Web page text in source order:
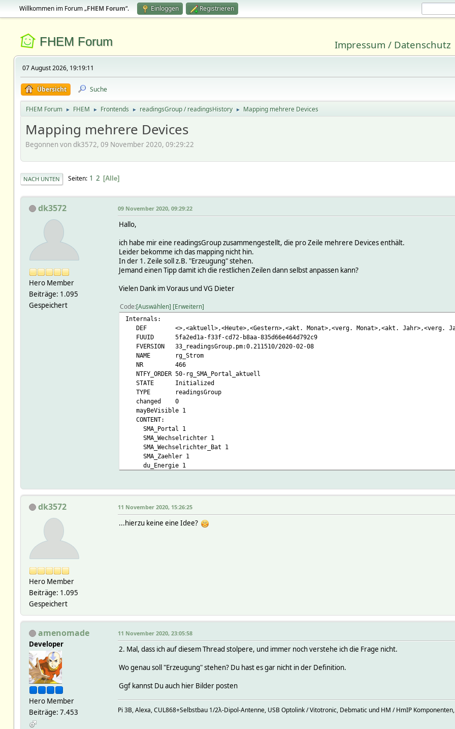
Willkommen im Forum „FHEM Forum“. Einloggen Registrieren
FHEM Forum Impressum / Datenschutz
07 August 2026, 19:19:11
Übersicht Suche
FHEM Forum ► FHEM ► Frontends ► readingsGroup / readingsHistory ► Mapping mehrere Devices
Mapping mehrere Devices
Begonnen von dk3572, 09 November 2020, 09:29:22
NACH UNTEN Seiten 1 2 Alle
dk3572
Hero Member
Beiträge: 1.095
Gespeichert
09 November 2020, 09:29:22
Hallo,
ich habe mir eine readingsGroup zusammengestellt, die pro Zeile mehrere Devices enthält.
Leider bekomme ich das mapping nicht hin.
In der 1. Zeile soll z.B. "Erzeugung" stehen.
Jemand einen Tipp damit ich die restlichen Zeilen dann selbst anpassen kann?
Vielen Dank im Voraus und VG Dieter
Code Auswählen Erweitern
Internals:
DEF <>,<aktuell>,<Heute>,<Gestern>,<akt. Monat>,<verg. Monat>,<akt. Jahr>,<verg. Jahr>
FUUID 5fa2ed1a-f33f-cd72-b8aa-835d66e464d792c9
FVERSION 33_readingsGroup.pm:0.211510/2020-02-08
NAME rg_Strom
NR 466
NTFY_ORDER 50-rg_SMA_Portal_aktuell
STATE Initialized
TYPE readingsGroup
changed 0
mayBeVisible 1
CONTENT:
SMA_Portal 1
SMA_Wechselrichter 1
SMA_Wechselrichter_Bat 1
SMA_Zaehler 1
du_Energie 1
SMA_Portal_Monat_aktuell 1
SMA_Portal_Monat_vergangen 1
SMA_Portal_Tag_vergangen 1
ARRAY(0x55ac18698980)
ARRAY(0x55ac17cbd968)
ARRAY(0x55ac186066a8)
ARRAY(0x55ac1a465a38)
ARRAY(0x55ac18c88580)
ARRAY(0x55ac1dce14d8)
ARRAY(0x55ac1c692c98)
ARRAY(0x55ac1863df20)
dk3572
Hero Member
Beiträge: 1.095
Gespeichert
11 November 2020, 15:26:25
...hierzu keine eine Idee?
amenomade
Developer
Hero Member
Beiträge: 7.453
11 November 2020, 23:05:58
2. Mal, dass ich auf diesem Thread stolpere, und immer noch verstehe ich die Frage nicht.
Wo genau soll "Erzeugung" stehen? Du hast es gar nicht in der Definition.
Ggf kannst Du auch hier Bilder posten
Pi 3B, Alexa, CUL868+Selbstbau 1/2λ-Dipol-Antenne, USB Optolink / Vitotronic, Debmatic und HM / HmIP